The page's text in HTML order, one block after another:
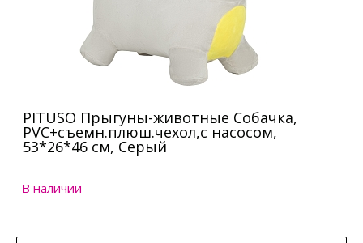
PITUSO Прыгуны-животные Собачка,
PVC+съемн.плюш.чехол,с насосом,
53*26*46 см, Серый
В наличии